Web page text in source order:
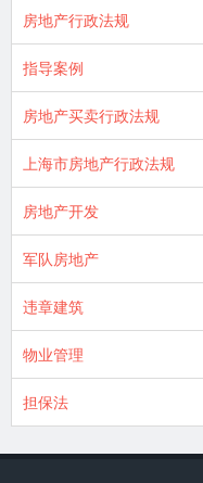
房地产行政法规
指导案例
房地产买卖行政法规
上海市房地产行政法规
房地产开发
军队房地产
违章建筑
物业管理
担保法